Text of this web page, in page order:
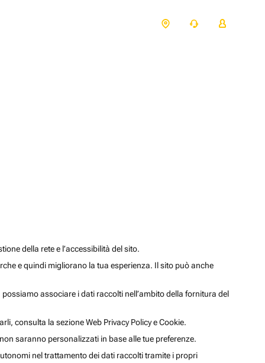
della rete e l’accessibilità del sito.
e quindi migliorano la tua esperienza. Il sito può anche
associare i dati raccolti nell’ambito della fornitura del
consulta la sezione Web Privacy Policy e Cookie.
saranno personalizzati in base alle tue preferenze.
nel trattamento dei dati raccolti tramite i propri